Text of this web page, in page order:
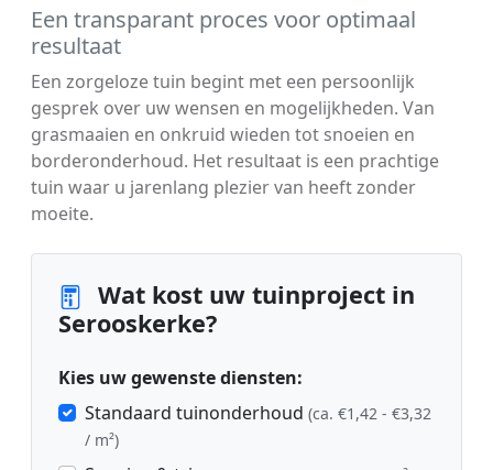
Een transparant proces voor optimaal
resultaat
Een zorgeloze tuin begint met een persoonlijk
gesprek over uw wensen en mogelijkheden. Van
grasmaaien en onkruid wieden tot snoeien en
borderonderhoud. Het resultaat is een prachtige
tuin waar u jarenlang plezier van heeft zonder
moeite.
Wat kost uw tuinproject in
Serooskerke?
Kies uw gewenste diensten:
Standaard tuinonderhoud (ca. €1,42 - €3,32
/ m²)